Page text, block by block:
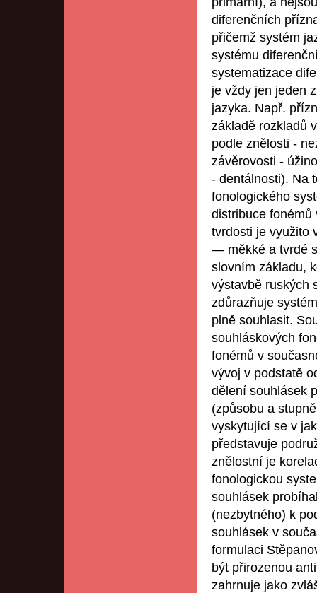
diferenčních
přičemž systém
systému
systematizace
je vždy jen jeden
jazyka. Např.
základě rozkladů
podle znělosti -
závěrovosti -
- dentálnosti). Na
fonologického
distribuce fonémů
tvrdosti je využito
— měkké a tvrdé
slovním základu,
výstavbě ruských
zdůrazňuje
plně souhlasit.
souhláskových
fonémů v
vývoj v podstatě
dělení souhlásek
(způsobu a
vyskytující se v
představuje
znělostní je
fonologickou
souhlásek
(nezbytného) k
souhlásek v
formulaci
být přirozenou
zahrnuje jako